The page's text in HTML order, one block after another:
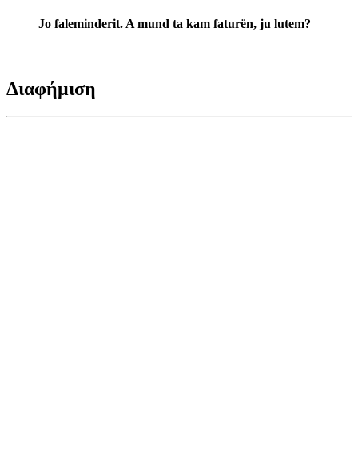
Jo faleminderit. A mund ta kam faturën, ju lutem?
Διαφήμιση